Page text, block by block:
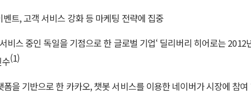
트, 고객 서비스 강화 등 마케팅 전략에 집중
스 중인 독일을 기점으로 한 글로벌 기업‘ 딜리버리 히어로는 2012
(1)
을 기반으로 한 카카오, 챗봇 서비스를 이용한 네이버가 시장에 참